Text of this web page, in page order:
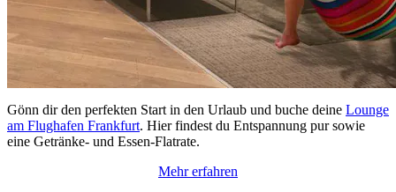
Gönn dir den perfekten Start in den Urlaub und buche deine Lounge
am Flughafen Frankfurt. Hier findest du Entspannung pur sowie
eine Getränke- und Essen-Flatrate.
Mehr erfahren